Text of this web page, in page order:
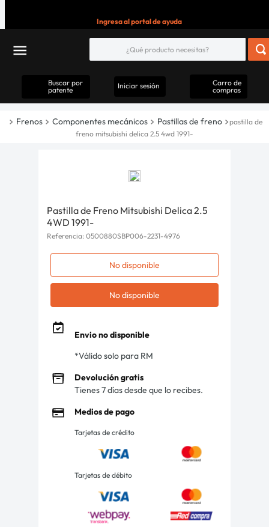
Ingresa al portal de ayuda
Buscar por
patente
Iniciar sesión
Carro de
compras
Frenos Componentes mecánicos Pastillas de freno
pastilla de
freno mitsubishi delica 2.5 4wd 1991-
Pastilla de Freno Mitsubishi Delica 2.5
4WD 1991-
Referencia: 0500880SBP006-2231-4976
No disponible
No disponible
Envio no disponible
*Válido solo para RM
Devolución gratis
Tienes 7 días desde que lo recibes.
Medios de pago
Tarjetas de crédito
Tarjetas de débito